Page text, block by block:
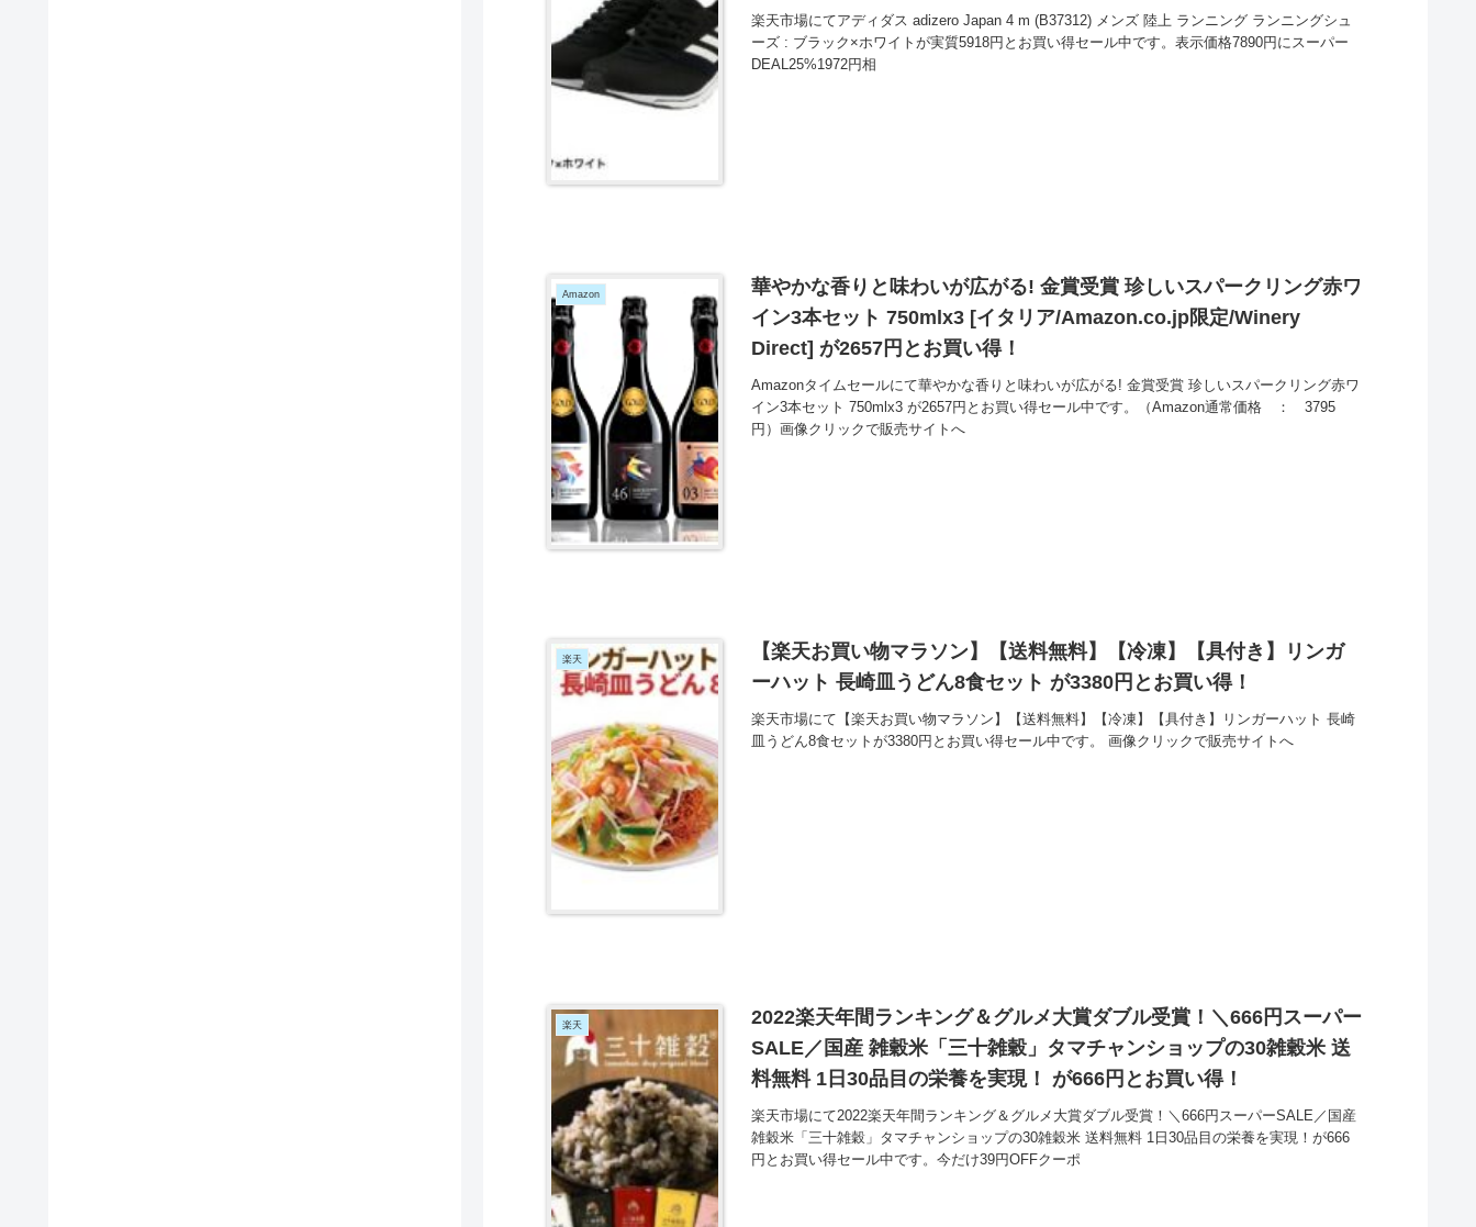
楽天市場にてアディダス adizero Japan 4 m (B37312) メンズ 陸上 ランニング ランニングシュ
ーズ : ブラック×ホワイトが実質5918円とお買い得セール中です。表示価格7890円にスーパー
DEAL25%1972円相
Amazon
華やかな香りと味わいが広がる! 金賞受賞 珍しいスパークリング赤ワ
イン3本セット 750mlx3 [イタリア/Amazon.co.jp限定/Winery
Direct] が2657円とお買い得！
Amazonタイムセールにて華やかな香りと味わいが広がる! 金賞受賞 珍しいスパークリング赤ワ
イン3本セット 750mlx3 が2657円とお買い得セール中です。（Amazon通常価格 ： 3795
円）画像クリックで販売サイトへ
楽天
【楽天お買い物マラソン】【送料無料】【冷凍】【具付き】リンガ
ーハット 長崎皿うどん8食セット が3380円とお買い得！
楽天市場にて【楽天お買い物マラソン】【送料無料】【冷凍】【具付き】リンガーハット 長崎
皿うどん8食セットが3380円とお買い得セール中です。 画像クリックで販売サイトへ
楽天
2022楽天年間ランキング＆グルメ大賞ダブル受賞！＼666円スーパー
SALE／国産 雑穀米「三十雑穀」タマチャンショップの30雑穀米 送
料無料 1日30品目の栄養を実現！ が666円とお買い得！
楽天市場にて2022楽天年間ランキング＆グルメ大賞ダブル受賞！＼666円スーパーSALE／国産
雑穀米「三十雑穀」タマチャンショップの30雑穀米 送料無料 1日30品目の栄養を実現！が666
円とお買い得セール中です。今だけ39円OFFクーポ